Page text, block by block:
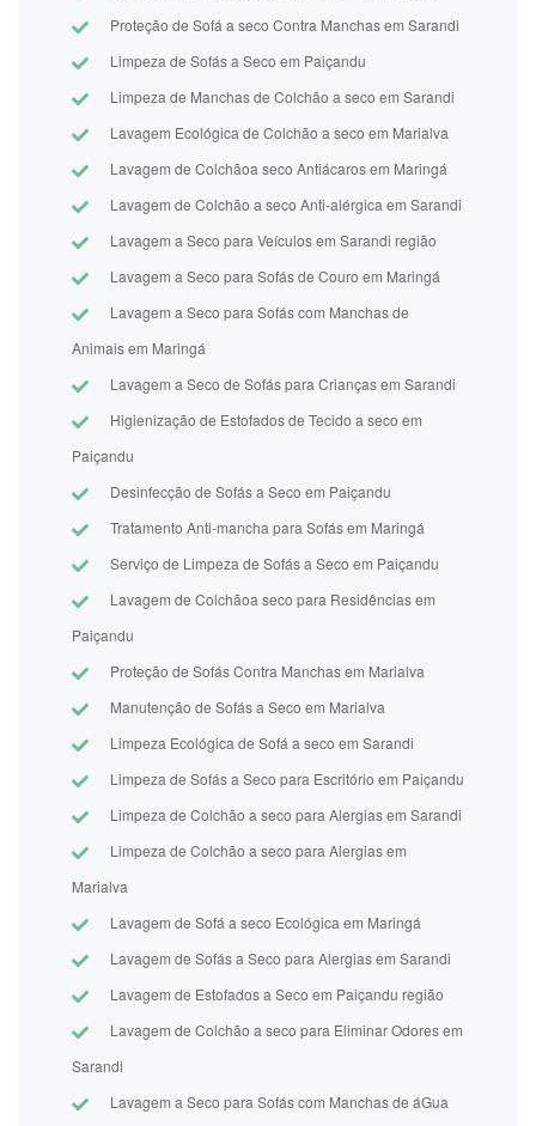
Proteção de Sofá a seco Contra Manchas em Sarandi
Limpeza de Sofás a Seco em Paiçandu
Limpeza de Manchas de Colchão a seco em Sarandi
Lavagem Ecológica de Colchão a seco em Marialva
Lavagem de Colchãoa seco Antiácaros em Maringá
Lavagem de Colchão a seco Anti-alérgica em Sarandi
Lavagem a Seco para Veículos em Sarandi região
Lavagem a Seco para Sofás de Couro em Maringá
Lavagem a Seco para Sofás com Manchas de
Animais em Maringá
Lavagem a Seco de Sofás para Crianças em Sarandi
Higienização de Estofados de Tecido a seco em
Paiçandu
Desinfecção de Sofás a Seco em Paiçandu
Tratamento Anti-mancha para Sofás em Maringá
Serviço de Limpeza de Sofás a Seco em Paiçandu
Lavagem de Colchãoa seco para Residências em
Paiçandu
Proteção de Sofás Contra Manchas em Marialva
Manutenção de Sofás a Seco em Marialva
Limpeza Ecológica de Sofá a seco em Sarandi
Limpeza de Sofás a Seco para Escritório em Paiçandu
Limpeza de Colchão a seco para Alergias em Sarandi
Limpeza de Colchão a seco para Alergias em
Marialva
Lavagem de Sofá a seco Ecológica em Maringá
Lavagem de Sofás a Seco para Alergias em Sarandi
Lavagem de Estofados a Seco em Paiçandu região
Lavagem de Colchão a seco para Eliminar Odores em
Sarandi
Lavagem a Seco para Sofás com Manchas de áGua